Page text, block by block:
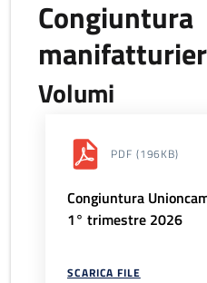
Congiuntura
Volumi
PDF (196KB)
Congiuntura
1° trimestre 2026
SCARICA FILE